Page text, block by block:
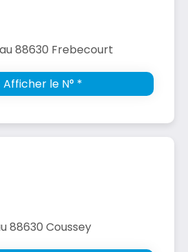
88630 Frebecourt
le N° *
88630 Coussey